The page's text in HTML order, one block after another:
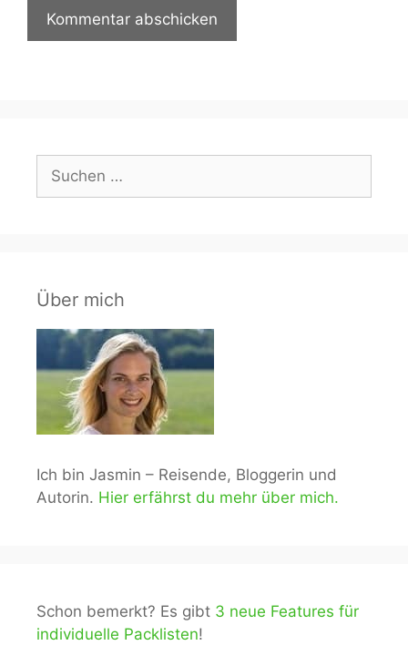
Suchen
nach:
Über mich
Ich bin Jasmin – Reisende, Bloggerin und
Autorin. Hier erfährst du mehr über mich.
Schon bemerkt? Es gibt 3 neue Features für
individuelle Packlisten!